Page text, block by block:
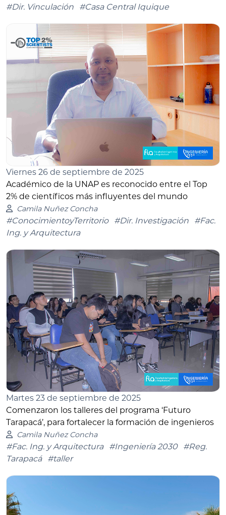
#Dir. Vinculación
#Casa Central Iquique
Viernes 26 de septiembre de 2025
Académico de la UNAP es reconocido entre el Top
2% de científicos más influyentes del mundo
Camila Nuñez Concha
#ConocimientoyTerritorio #Dir. Investigación
#Fac.
Ing. y Arquitectura
Martes 23 de septiembre de 2025
Comenzaron los talleres del programa ‘Futuro
Tarapacá’, para fortalecer la formación de ingenieros
Camila Nuñez Concha
#Fac. Ing. y Arquitectura #Ingeniería 2030
#Reg.
Tarapacá
#taller